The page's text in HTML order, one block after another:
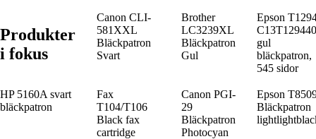
Produkter
i fokus
Canon CLI-
581XXL
Bläckpatron
Svart
Brother
LC3239XL
Bläckpatron
Gul
Epson
gul
bläckpatron,
545 sidor
HP 5160A svart
bläckpatron
Fax
T104/T106
Black fax
cartridge
Canon PGI-
29
Bläckpatron
Photocyan
Epson
Bläckpatron